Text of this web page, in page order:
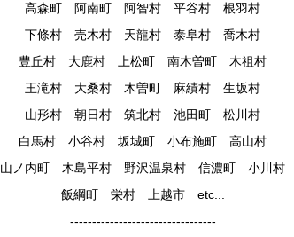
高森町 阿南町 阿智村 平谷村 根羽村
下條村 売木村 天龍村 泰阜村 喬木村
豊丘村 大鹿村 上松町 南木曽町 木祖村
王滝村 大桑村 木曽町 麻績村 生坂村
山形村 朝日村 筑北村 池田町 松川村
白馬村 小谷村 坂城町 小布施町 高山村
山ノ内町 木島平村 野沢温泉村 信濃町 小川村
飯綱町 栄村 上越市 etc...
---------------------------------